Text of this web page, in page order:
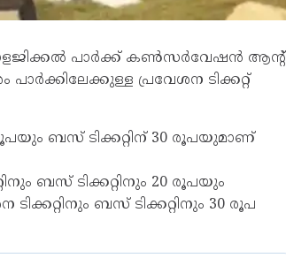
പാർക്ക് കൺസർവേഷൻ ആന്റ്
പ്രവേശന ടിക്കറ്റ്
ബസ് ടിക്കറ്റിന് 30 രൂപയുമാണ്
ബസ് ടിക്കറ്റിനും 20 രൂപയും
ബസ് ടിക്കറ്റിനും 30 രൂപ